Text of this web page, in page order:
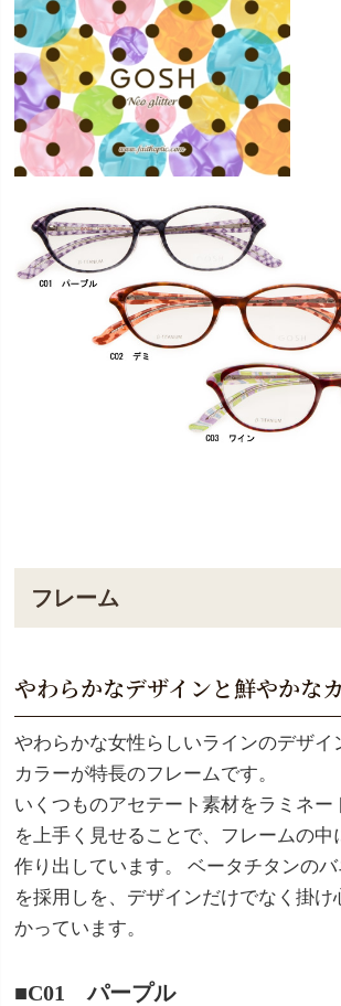
フレーム
やわらかなデザインと鮮やかな
やわらかな女性らしいラインのデザイ
カラーが特長のフレームです。
いくつものアセテート素材をラミネー
を上手く見せることで、フレームの中
作り出しています。 ベータチタンの
を採用しを、デザインだけでなく掛け
かっています。
■C01 パープル